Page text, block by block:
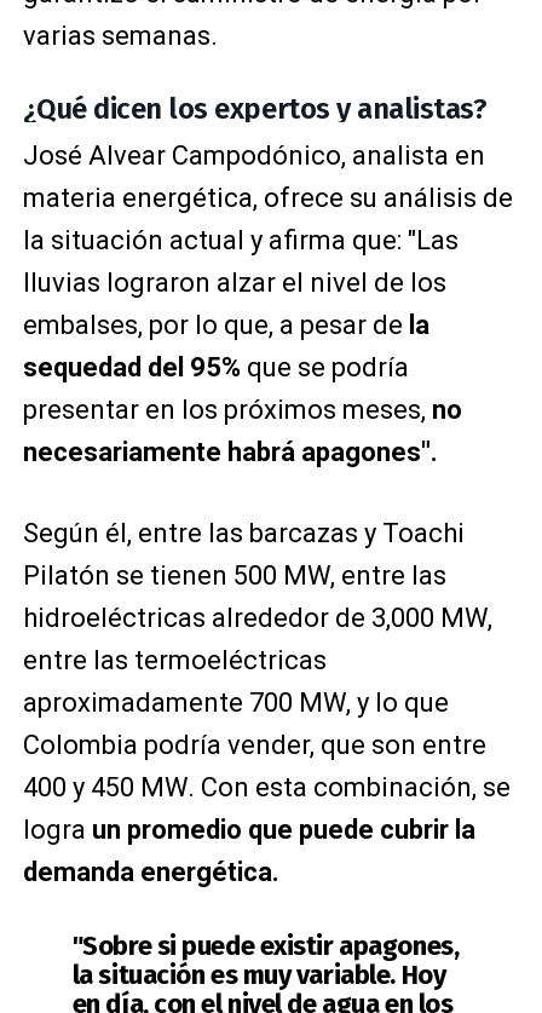
varias semanas.
¿Qué dicen los expertos y analistas?
José Alvear Campodónico, analista en
materia energética, ofrece su análisis de
la situación actual y afirma que: "Las
lluvias lograron alzar el nivel de los
embalses, por lo que, a pesar de la
sequedad del 95% que se podría
presentar en los próximos meses, no
necesariamente habrá apagones".
Según él, entre las barcazas y Toachi
Pilatón se tienen 500 MW, entre las
hidroeléctricas alrededor de 3,000 MW,
entre las termoeléctricas
aproximadamente 700 MW, y lo que
Colombia podría vender, que son entre
400 y 450 MW. Con esta combinación, se
logra un promedio que puede cubrir la
demanda energética.
"Sobre si puede existir apagones,
la situación es muy variable. Hoy
en día, con el nivel de agua en los